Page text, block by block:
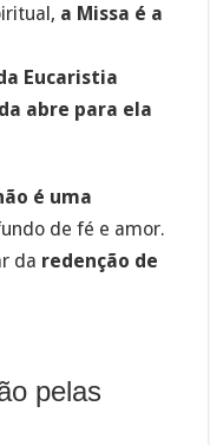
a Missa é a
Eucaristia
abre para ela
é uma
de fé e amor.
da redenção de
pelas